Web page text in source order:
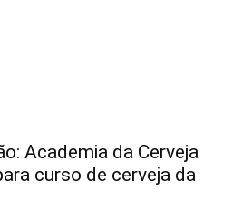
Academia da Cerveja
curso de cerveja da